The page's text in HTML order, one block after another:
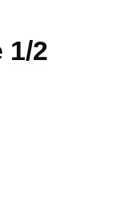
1/2